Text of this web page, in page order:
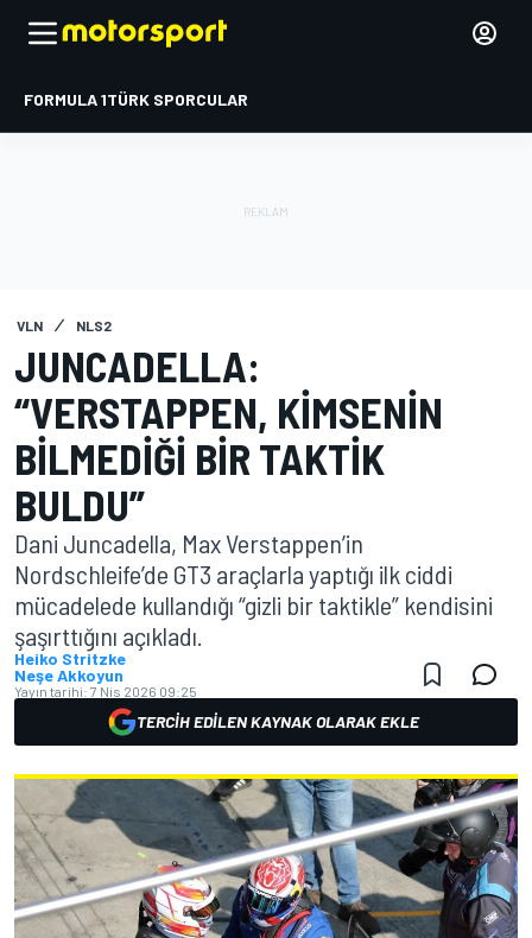
FORMULA 1TÜRK SPORCULAR
VLN NLS2
JUNCADELLA:
“VERSTAPPEN, KIMSENIN
BILMEDIĞI BIR TAKTIK
BULDU”
Dani Juncadella, Max Verstappen’in
Nordschleife’de GT3 araçlarla yaptığı ilk ciddi
mücadelede kullandığı “gizli bir taktikle” kendisini
şaşırttığını açıkladı.
Heiko Stritzke
Neşe Akkoyun
Yayın tarihi: 7 Nis 2026 09:25
TERCIH EDILEN KAYNAK OLARAK EKLE